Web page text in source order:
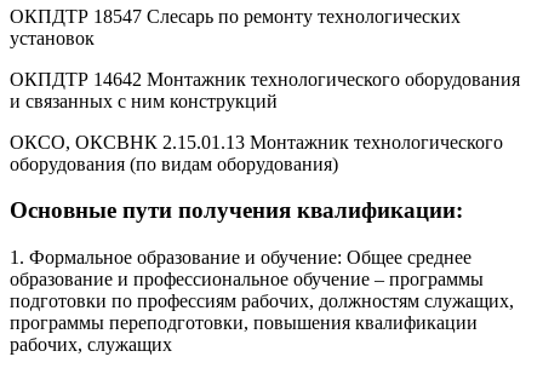
ОКПДТР 18547 Слесарь по ремонту технологических
установок
ОКПДТР 14642 Монтажник технологического оборудования
и связанных с ним конструкций
ОКСО, ОКСВНК 2.15.01.13 Монтажник технологического
оборудования (по видам оборудования)
Основные пути получения квалификации:
1. Формальное образование и обучение: Общее среднее
образование и профессиональное обучение – программы
подготовки по профессиям рабочих, должностям служащих,
программы переподготовки, повышения квалификации
рабочих, служащих